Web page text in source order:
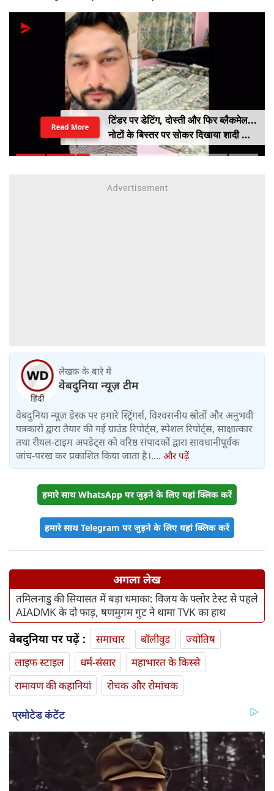
टिंडर पर डेटिंग, दोस्ती और फिर ब्लैकमेल...
नोटों के बिस्तर पर सोकर दिखाया शादी का
सपना, लूट लिए 6 करोड़ रुपए
Read More
लेखक के बारे में
वेबदुनिया न्यूज़ टीम
वेबदुनिया न्यूज़ डेस्क पर हमारे स्ट्रिंगर्स, विश्वसनीय स्रोतों और अनुभवी
पत्रकारों द्वारा तैयार की गई ग्राउंड रिपोर्ट्स, स्पेशल रिपोर्ट्स, साक्षात्कार
तथा रीयल-टाइम अपडेट्स को वरिष्ठ संपादकों द्वारा सावधानीपूर्वक
जांच-परख कर प्रकाशित किया जाता है।.... और पढ़ें
हमारे साथ WhatsApp पर जुड़ने के लिए यहां क्लिक करें
हमारे साथ Telegram पर जुड़ने के लिए यहां क्लिक करें
अगला लेख
तमिलनाडु की सियासत में बड़ा धमाका: विजय के फ्लोर टेस्ट से पहले
AIADMK के दो फाड़, षणमुगम गुट ने थामा TVK का हाथ
वेबदुनिया पर पढ़ें : समाचार बॉलीवुड
ज्योतिष
लाइफ स्‍टाइल
धर्म-संसार
महाभारत के किस्से
रामायण की कहानियां
रोचक और रोमांचक